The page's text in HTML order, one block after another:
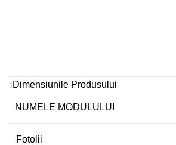
Dimensiunile Produsului
NUMELE MODULULUI
Fotolii